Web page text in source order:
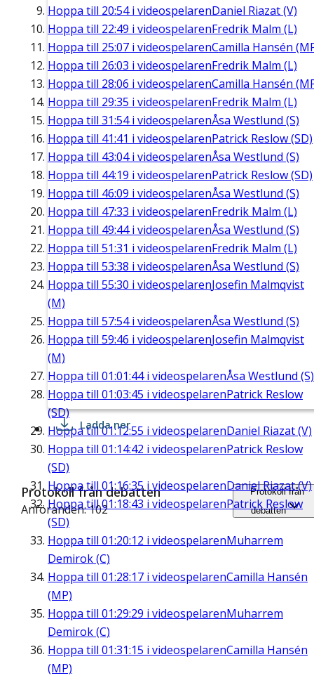
Hoppa till 20:54i videospelarenDaniel Riazat (V)
Hoppa till 22:49 i videospelarenFredrik Malm (L)
Hoppa till 25:07 i videospelarenCamilla Hansén
Hoppa till 26:03 i videospelarenFredrik Malm (L)
Hoppa till 28:06 i videospelarenCamilla Hansén
Hoppa till 29:35 i videospelarenFredrik Malm (L)
Hoppa till 31:54i videospelarenÅsa Westlund (S)
Hoppa till 41:41 i videospelarenPatrick Reslow (SD)
Hoppa till 43:04i videospelarenÅsa Westlund (S)
Hoppa till 44:19 i videospelarenPatrick Reslow (SD)
Hoppa till 46:09 i videospelarenÅsa Westlund (S)
Hoppa till 47:33 i videospelarenFredrik Malm (L)
Hoppa till 49:44i videospelarenÅsa Westlund (S)
Hoppa till 51:31 i videospelarenFredrik Malm (L)
Hoppa till 53:38 i videospelarenÅsa Westlund (S)
Hoppa till 55:30 i videospelarenJosefin Malmqvist
(M)
Hoppa till 57:54i videospelarenÅsa Westlund (S)
Hoppa till 59:46 i videospelarenJosefin Malmqvist
(M)
Hoppa till 01:01:44i videospelarenÅsa Westlund (S)
Hoppa till 01:03:45 i videospelarenPatrick Reslow
(SD)
Hoppa till01:12:55 i videospelarenDaniel Riazat (V)
Hoppa till 01:14:42 i videospelarenPatrick Reslow
(SD)
Hoppa till 01:16:35 i videospelarenDaniel Riazat (V)
Hoppa till01:18:43 i videospelarenPatrick Reslow
(SD)
Hoppa till 01:20:12 i videospelarenMuharrem
Demirok (C)
Hoppa till 01:28:17 i videospelarenCamilla Hansén
(MP)
Hoppa till 01:29:29 i videospelarenMuharrem
Demirok (C)
Hoppa till 01:31:15 i videospelarenCamilla Hansén
(MP)
Ladda ner
Protokoll från debatten
Anföranden: 102
Protokoll från
debatten